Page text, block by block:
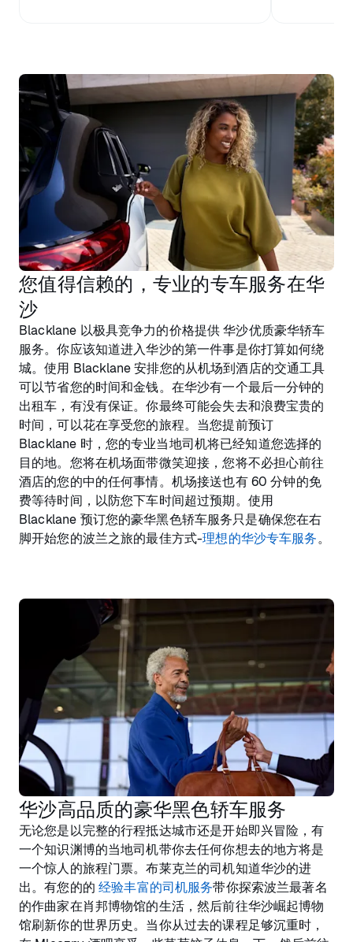
您值得信赖的，专业的专车服务在华
沙
Blacklane 以极具竞争力的价格提供 华沙优质豪华轿车
服务。你应该知道进入华沙的第一件事是你打算如何绕
城。使用 Blacklane 安排您的从机场到酒店的交通工具
可以节省您的时间和金钱。在华沙有一个最后一分钟的
出租车，有没有保证。你最终可能会失去和浪费宝贵的
时间，可以花在享受您的旅程。当您提前预订
Blacklane 时，您的专业当地司机将已经知道您选择的
目的地。您将在机场面带微笑迎接，您将不必担心前往
酒店的您的中的任何事情。机场接送也有 60 分钟的免
费等待时间，以防您下车时间超过预期。使用
Blacklane 预订您的豪华黑色轿车服务只是确保您在右
脚开始您的波兰之旅的最佳方式-理想的华沙专车服务。
华沙高品质的豪华黑色轿车服务
无论您是以完整的行程抵达城市还是开始即兴冒险，有
一个知识渊博的当地司机带你去任何你想去的地方将是
一个惊人的旅程门票。布莱克兰的司机知道华沙的进
出。有您的的经验丰富的司机服务带你探索波兰最著名
的作曲家在肖邦博物馆的生活，然后前往华沙崛起博物
馆刷新你的世界历史。当你从过去的课程足够沉重时，